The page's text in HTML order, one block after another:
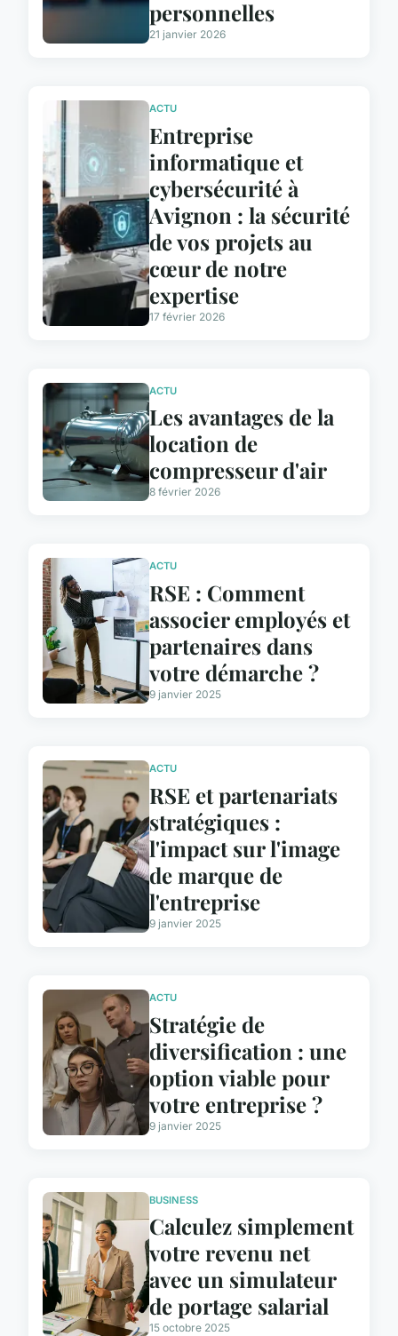
personnelles
21 janvier 2026
ACTU
Entreprise
informatique et
cybersécurité à
Avignon : la sécurité
de vos projets au
cœur de notre
expertise
17 février 2026
ACTU
Les avantages de la
location de
compresseur d'air
8 février 2026
ACTU
RSE : Comment
associer employés et
partenaires dans
votre démarche ?
9 janvier 2025
ACTU
RSE et partenariats
stratégiques :
l'impact sur l'image
de marque de
l'entreprise
9 janvier 2025
ACTU
Stratégie de
diversification : une
option viable pour
votre entreprise ?
9 janvier 2025
BUSINESS
Calculez simplement
votre revenu net
avec un simulateur
de portage salarial
15 octobre 2025